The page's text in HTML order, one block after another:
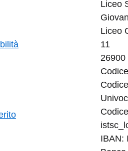
Liceo
Liceo
11
26900
IBAN: